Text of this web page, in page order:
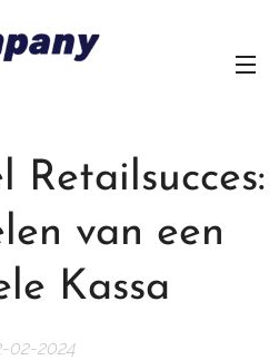
Retailsucces:
van een
Kassa
02-2024